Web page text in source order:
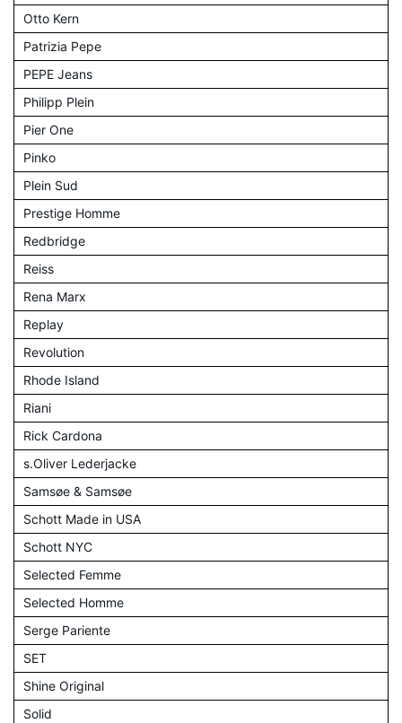
Otto Kern
Patrizia Pepe
PEPE Jeans
Philipp Plein
Pier One
Pinko
Plein Sud
Prestige Homme
Redbridge
Reiss
Rena Marx
Replay
Revolution
Rhode Island
Riani
Rick Cardona
s.Oliver Lederjacke
Samsøe & Samsøe
Schott Made in USA
Schott NYC
Selected Femme
Selected Homme
Serge Pariente
SET
Shine Original
Solid